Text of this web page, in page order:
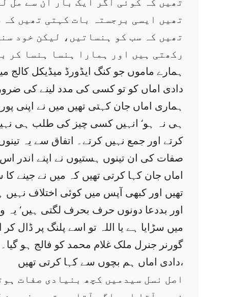
تھیں ایسی برجستہ بات کہتی تھیں
تھیں کہ سب کو ہنساتیں، لیکن خود
رکھتی ہیں اور ہمارا ہنسا ہنسا کر
ہمارے ماموں جو کنگ ایڈورڈ میڈیکل
دادی اماں کو تو کسی کی مدد لینے کی
ہماری اماں جان کہتی تھیں میں نے
ہی نہ ہو‘ انہیں کسی چیز کی طلب ہی
کرتے اور جمع نہیں کرتے۔ اتفاق سے یہ
صفات کی ان تینوں ہستیوں نے اپنے اندر
اماں جان کہا کرتی تھیں کہ میں نے جینے
تھیں اور کبھی آپس میں کوئی اختلاف نہیں
میں سڑایا ہے یا اللہ تو اسے پلنگ پر ڈال
گورنر جنرل ملک غلام محمد کو فالج ہو گیا۔
دادی اماں ہم بچوں سے کہا کرتی تھیں،